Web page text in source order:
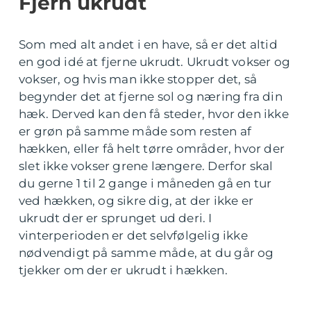
Som med alt andet i en have, så er det altid
en god idé at fjerne ukrudt. Ukrudt vokser og
vokser, og hvis man ikke stopper det, så
begynder det at fjerne sol og næring fra din
hæk. Derved kan den få steder, hvor den ikke
er grøn på samme måde som resten af
hækken, eller få helt tørre områder, hvor der
slet ikke vokser grene længere. Derfor skal
du gerne 1 til 2 gange i måneden gå en tur
ved hækken, og sikre dig, at der ikke er
ukrudt der er sprunget ud deri. I
vinterperioden er det selvfølgelig ikke
nødvendigt på samme måde, at du går og
tjekker om der er ukrudt i hækken.